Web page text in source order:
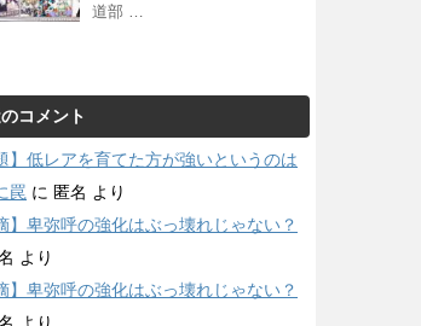
道部 …
コメント
】低レアを育てた方が強いというのは
罠 に 匿名 より
】卑弥呼の強化はぶっ壊れじゃない？
より
】卑弥呼の強化はぶっ壊れじゃない？